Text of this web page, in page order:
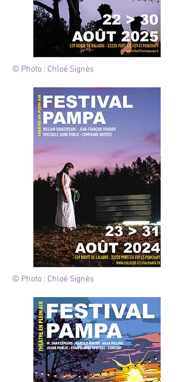
© Photo : Chloé Signès
© Photo : Chloé Signès